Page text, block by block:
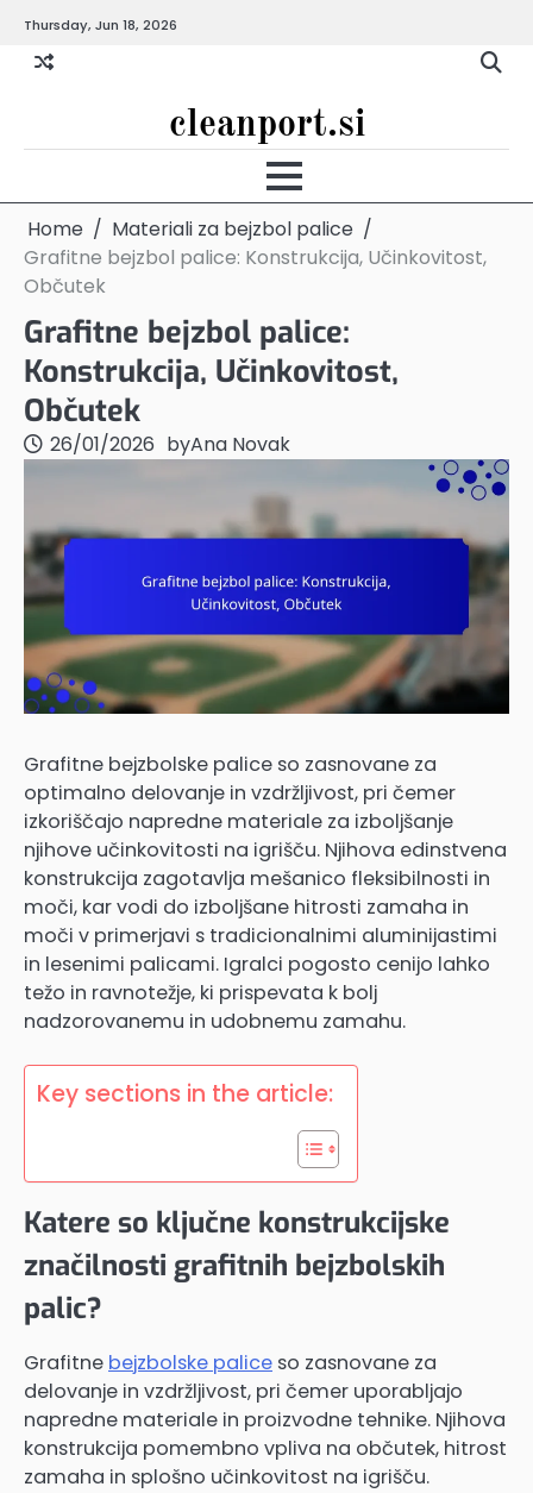
content
Thursday, Jun 18, 2026
cleanport.si
Home
Materiali za bejzbol palice
Grafitne bejzbol palice: Konstrukcija, Učinkovitost,
Občutek
Grafitne bejzbol palice:
Konstrukcija, Učinkovitost,
Občutek
26/01/2026 byAna Novak
Grafitne bejzbolske palice so zasnovane za
optimalno delovanje in vzdržljivost, pri čemer
izkoriščajo napredne materiale za izboljšanje
njihove učinkovitosti na igrišču. Njihova edinstvena
konstrukcija zagotavlja mešanico fleksibilnosti in
moči, kar vodi do izboljšane hitrosti zamaha in
moči v primerjavi s tradicionalnimi aluminijastimi
in lesenimi palicami. Igralci pogosto cenijo lahko
težo in ravnotežje, ki prispevata k bolj
nadzorovanemu in udobnemu zamahu.
Key sections in the article:
Katere so ključne konstrukcijske
značilnosti grafitnih bejzbolskih
palic?
Grafitne bejzbolske palice so zasnovane za
delovanje in vzdržljivost, pri čemer uporabljajo
napredne materiale in proizvodne tehnike. Njihova
konstrukcija pomembno vpliva na občutek, hitrost
zamaha in splošno učinkovitost na igrišču.